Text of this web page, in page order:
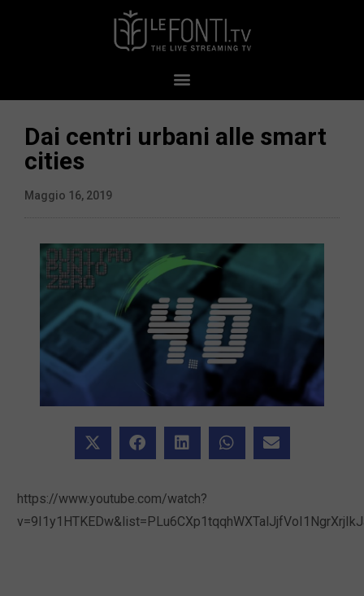
Dai centri urbani alle smart
cities
Maggio 16, 2019
https://www.youtube.com/watch?